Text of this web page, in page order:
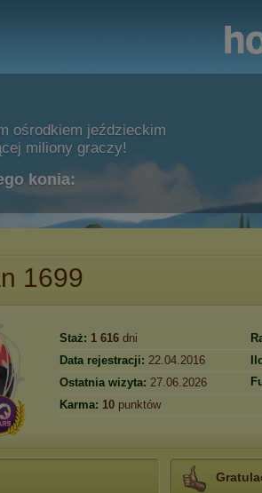
ośrodkiem jeździeckim
miliony graczy!
konia:
1699
Staż: 1 616 dni
Data rejestracji: 22.04.2016
Ostatnia wizyta: 27.06.2026
Karma: 10 punktów